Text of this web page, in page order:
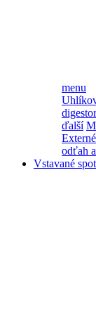
menu
ďalší
odťah
Vstavané